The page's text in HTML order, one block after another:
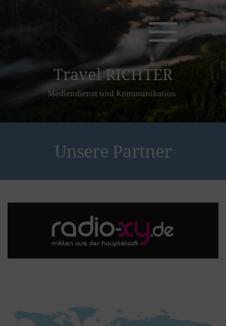
Travel RICHTER
Mediendienst und Kommunikation
Unsere Partner